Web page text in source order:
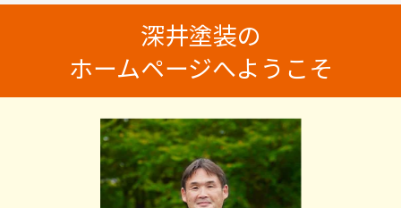
深井塗装の
ホームページへようこそ